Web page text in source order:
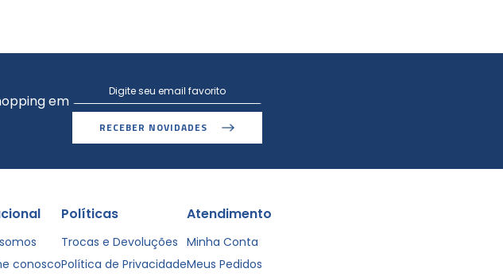
em
RECEBER NOVIDADES
conosco
Políticas
Trocas e Devoluções
Política de Privacidade
Atendimento
Minha Conta
Meus Pedidos